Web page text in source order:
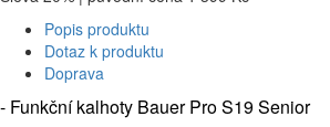
Popis produktu
Dotaz k produktu
Doprava
- Funkční kalhoty Bauer Pro S19 Senior